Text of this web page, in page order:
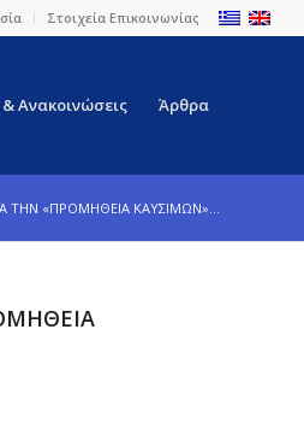
Στοιχεία Επικοινωνίας
Ανακοινώσεις Άρθρα
ΤΗΝ «ΠΡΟΜΗΘΕΙΑ ΚΑΥΣΙΜΩΝ»...